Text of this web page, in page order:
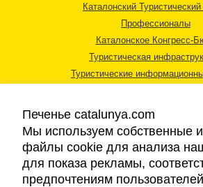
Каталонский
Профессионалы
Каталонское Конгресс-
Туристическая
Туристические
Правовая информация
Печенье catalunya.com
Мы используем собственные
файлы cookie для анализа
для показа рекламы,
предпочтениям